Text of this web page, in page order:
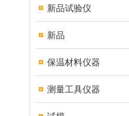
新品试验仪
新品
保温材料仪器
测量工具仪器